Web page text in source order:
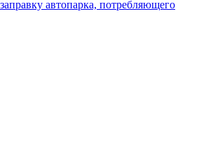
автопарка, потребляющего